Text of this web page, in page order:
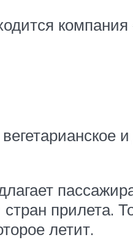
и
прилета.
летит.